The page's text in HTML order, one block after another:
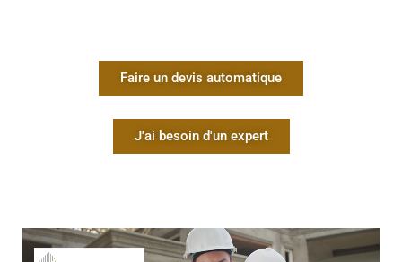
Faire un devis automatique
J'ai besoin d'un expert